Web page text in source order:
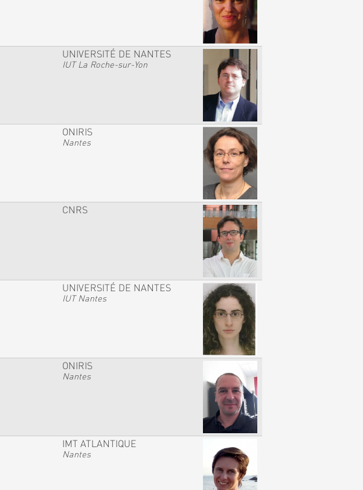
UNIVERSITÉ DE NANTES
IUT La Roche-sur-Yon
ONIRIS
Nantes
CNRS
UNIVERSITÉ DE NANTES
IUT Nantes
ONIRIS
Nantes
IMT ATLANTIQUE
Nantes